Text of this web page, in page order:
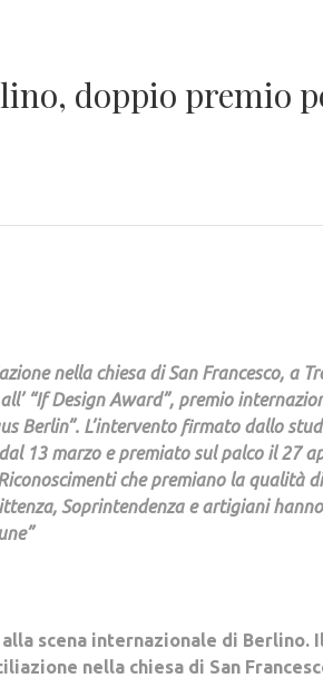
doppio premio
nella chiesa di San Francesco, a
“If Design Award”, premio
Berlin”. L’intervento firmato dallo
13 marzo e premiato sul palco il 27
che premiano la qualità
Soprintendenza e artigiani hanno
scena internazionale di Berlino.
nella chiesa di San